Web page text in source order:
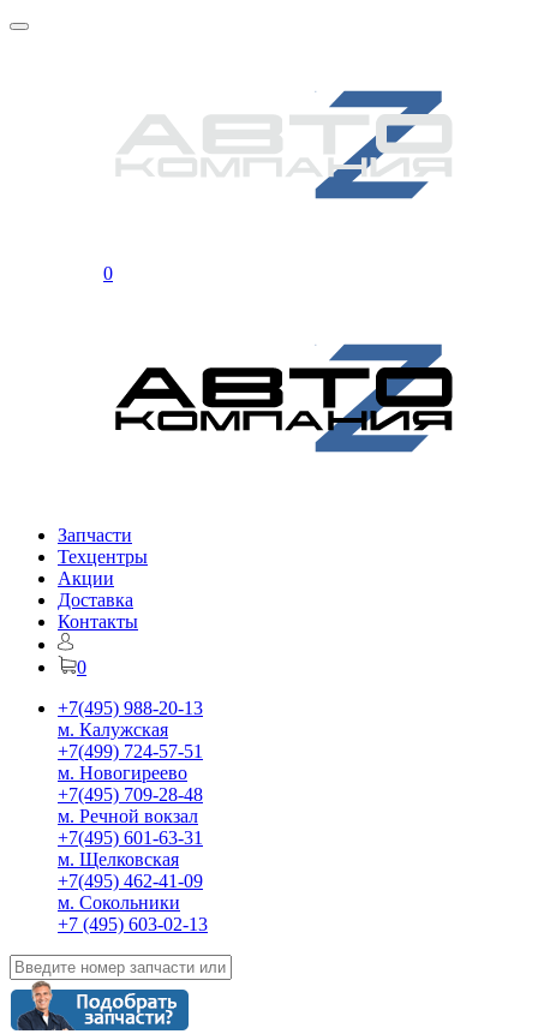
0
Запчасти
Техцентры
Акции
Доставка
Контакты
0
+7(495) 988-20-13
м. Калужская
+7(499) 724-57-51
м. Новогиреево
+7(495) 709-28-48
м. Речной вокзал
+7(495) 601-63-31
м. Щелковская
+7(495) 462-41-09
м. Сокольники
+7 (495) 603-02-13